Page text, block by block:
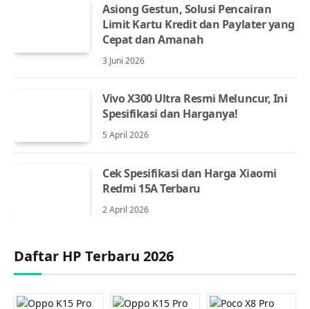
Asiong Gestun, Solusi Pencairan
Limit Kartu Kredit dan Paylater yang
Cepat dan Amanah
3 Juni 2026
Vivo X300 Ultra Resmi Meluncur, Ini
Spesifikasi dan Harganya!
5 April 2026
Cek Spesifikasi dan Harga Xiaomi
Redmi 15A Terbaru
2 April 2026
Daftar HP Terbaru 2026